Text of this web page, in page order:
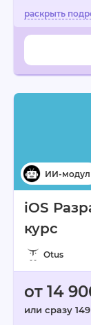
iOS
курс
Otus
от 14
или сразу